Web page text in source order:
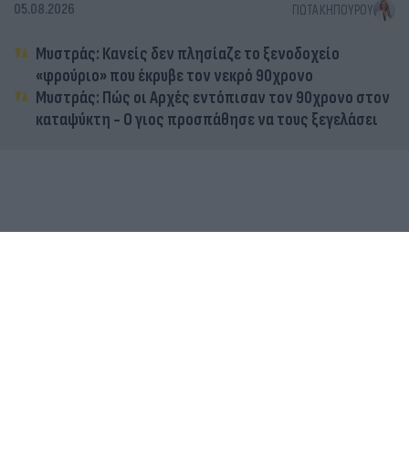
05.08.2026 ΓΙΏΤΑ ΚΗΠΟΥΡΟΎ
Μυστράς: Κανείς δεν πλησίαζε το ξενοδοχείο
«φρούριο» που έκρυβε τον νεκρό 90χρονο
Μυστράς: Πώς οι Αρχές εντόπισαν τον 90χρονο στον
καταψύκτη - Ο γιος προσπάθησε να τους ξεγελάσει